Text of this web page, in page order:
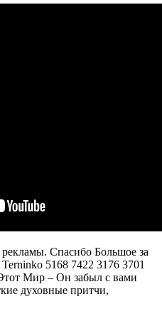
рекламы. Спасибо Большое за
5168 7422 3176 3701
Мир – Он забыл с вами
духовные притчи,